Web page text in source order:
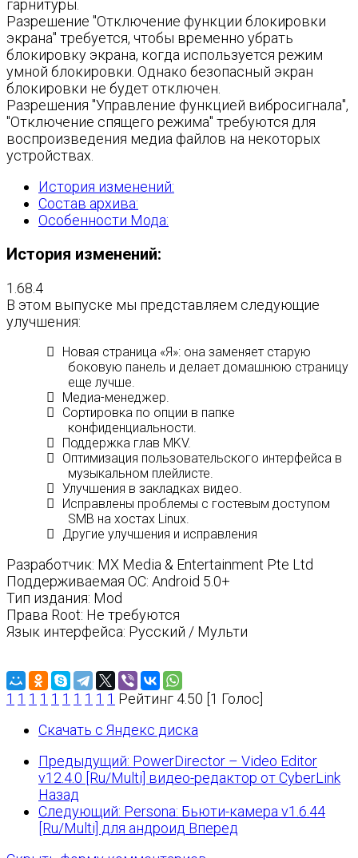
гарнитуры.
Разрешение "Отключение функции блокировки
экрана" требуется, чтобы временно убрать
блокировку экрана, когда используется режим
умной блокировки. Однако безопасный экран
блокировки не будет отключен.
Разрешения "Управление функцией вибросигнала",
"Отключение спящего режима" требуются для
воспроизведения медиа файлов на некоторых
устройствах.
История изменений:
Состав архива:
Особенности Мода:
История изменений:
1.68.4
В этом выпуске мы представляем следующие
улучшения:
Новая страница «Я»: она заменяет старую
боковую панель и делает домашнюю страницу
еще лучше.
Медиа-менеджер.
Сортировка по опции в папке
конфиденциальности.
Поддержка глав MKV.
Оптимизация пользовательского интерфейса в
музыкальном плейлисте.
Улучшения в закладках видео.
Исправлены проблемы с гостевым доступом
SMB на хостах Linux.
Другие улучшения и исправления
Разработчик: MX Media & Entertainment Pte Ltd
Поддерживаемая ОС: Android 5.0+
Тип издания: Mod
Права Root: Не требуются
Язык интерфейса: Русский / Мульти
1 1 1 1 1 1 1 1 1 1 Рейтинг 4.50 [1 Голос]
Скачать с Яндекс диска
Предыдущий: PowerDirector – Video Editor
v12.4.0 [Ru/Multi] видео-редактор от CyberLink
Назад
Следующий: Persona: Бьюти-камера v1.6.44
[Ru/Multi] для андроид Вперед